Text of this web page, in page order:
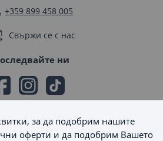
+359 899 458 005
Свържи се с нас
ни
на плащане
за да подобрим нашите
оферти и да подобрим Вашето